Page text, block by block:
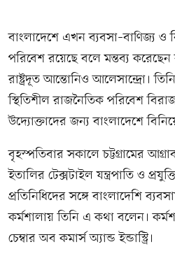
বাংলাদেশে এখন ব্যবসা–বাণিজ্য
পরিবেশ রয়েছে বলে মন্তব্য করেছেন
রাষ্ট্রদূত আন্তোনিও আলেসান্দ্রো।
স্থিতিশীল রাজনৈতিক পরিবেশ
উদ্যোক্তাদের জন্য বাংলাদেশে
বৃহস্পতিবার সকালে চট্টগ্রামের
ইতালির টেক্সটাইল যন্ত্রপাতি ও
প্রতিনিধিদের সঙ্গে বাংলাদেশি
কর্মশালায় তিনি এ কথা বলেন।
চেম্বার অব কমার্স অ্যান্ড ইন্ডাস্ট্রি।